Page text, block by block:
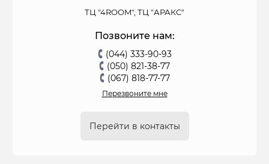
ТЦ "4ROOM", ТЦ "АРАКС"
Позвоните нам:
(044) 333-90-93
(050) 821-38-77
(067) 818-77-77
Перезвоните мне
Перейти в контакты